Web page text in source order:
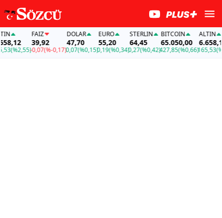
39,92
-0,07(%-0,17)
DOLAR
47,70
0,07(%0,15)
EURO
55,20
0,19(%0,34)
STERLIN
64,45
0,27(%0,42)
BITCOIN
65.050,00
427,85(%0,66)
ALTIN
6.658,12
165,53